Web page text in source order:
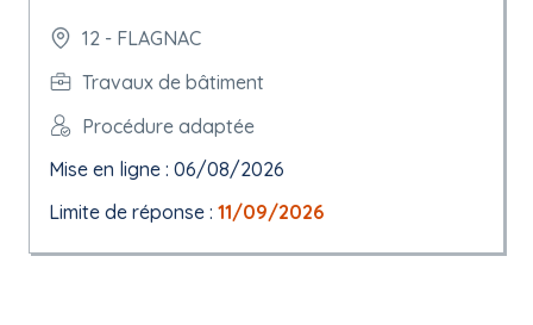
12 - FLAGNAC
Travaux de bâtiment
Procédure adaptée
Mise en ligne : 06/08/2026
Limite de réponse : 11/09/2026